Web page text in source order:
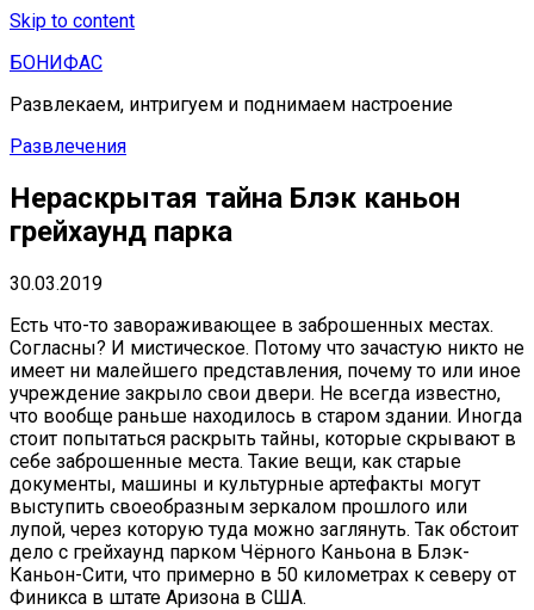
Skip to content
БОНИФАС
Развлекаем, интригуем и поднимаем настроение
Развлечения
Нераскрытая тайна Блэк каньон
грейхаунд парка
30.03.2019
Есть что-то завораживающее в заброшенных местах.
Согласны? И мистическое. Потому что зачастую никто не
имеет ни малейшего представления, почему то или иное
учреждение закрыло свои двери. Не всегда известно,
что вообще раньше находилось в старом здании. Иногда
стоит попытаться раскрыть тайны, которые скрывают в
себе заброшенные места. Такие вещи, как старые
документы, машины и культурные артефакты могут
выступить своеобразным зеркалом прошлого или
лупой, через которую туда можно заглянуть. Так обстоит
дело с грейхаунд парком Чёрного Каньона в Блэк-
Каньон-Сити, что примерно в 50 километрах к северу от
Финикса в штате Аризона в США.